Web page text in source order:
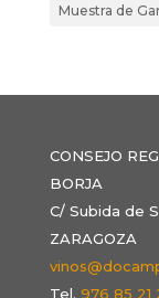
Muestra de
CONSEJO
BORJA
C/ Subida de
ZARAGOZA
Tel. 976 85 21